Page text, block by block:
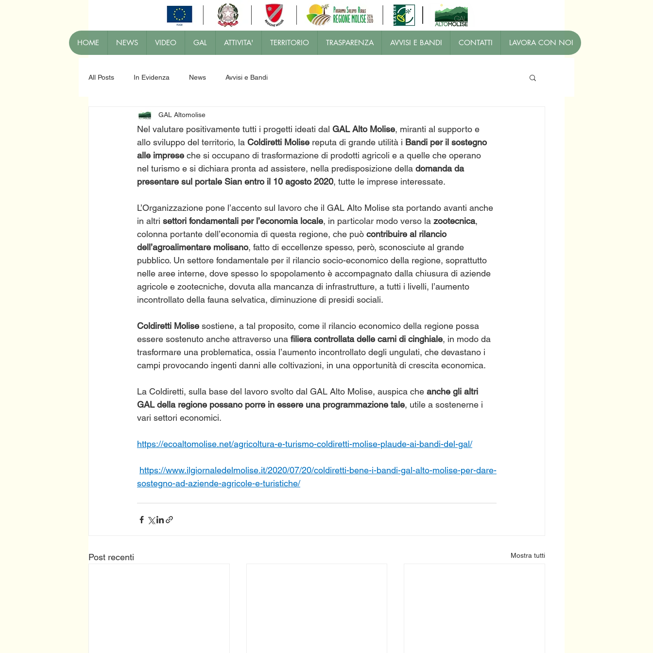
HOME NEWS VIDEO GAL ATTIVITA' TERRITORIO TRASPARENZA AVVISI E BANDI CONTATTI LAVORA CON NOI
All Posts In Evidenza News Avvisi e Bandi
GAL Altomolise
Nel valutare positivamente tutti i progetti ideati dal GAL Alto Molise, miranti al supporto e
allo sviluppo del territorio, la Coldiretti Molise reputa di grande utilità i Bandi per il sostegno
alle imprese che si occupano di trasformazione di prodotti agricoli e a quelle che operano
nel turismo e si dichiara pronta ad assistere, nella predisposizione della domanda da
presentare sul portale Sian entro il 10 agosto 2020, tutte le imprese interessate.
L’Organizzazione pone l’accento sul lavoro che il GAL Alto Molise sta portando avanti anche
in altri settori fondamentali per l’economia locale, in particolar modo verso la zootecnica,
colonna portante dell’economia di questa regione, che può contribuire al rilancio
dell’agroalimentare molisano, fatto di eccellenze spesso, però, sconosciute al grande
pubblico. Un settore fondamentale per il rilancio socio-economico della regione, soprattutto
nelle aree interne, dove spesso lo spopolamento è accompagnato dalla chiusura di aziende
agricole e zootecniche, dovuta alla mancanza di infrastrutture, a tutti i livelli, l’aumento
incontrollato della fauna selvatica, diminuzione di presidi sociali.
Coldiretti Molise sostiene, a tal proposito, come il rilancio economico della regione possa
essere sostenuto anche attraverso una filiera controllata delle carni di cinghiale, in modo da
trasformare una problematica, ossia l’aumento incontrollato degli ungulati, che devastano i
campi provocando ingenti danni alle coltivazioni, in una opportunità di crescita economica.
La Coldiretti, sulla base del lavoro svolto dal GAL Alto Molise, auspica che anche gli altri
GAL della regione possano porre in essere una programmazione tale, utile a sostenerne i
vari settori economici.
https://ecoaltomolise.net/agricoltura-e-turismo-coldiretti-molise-plaude-ai-bandi-del-gal/
https://www.ilgiornaledelmolise.it/2020/07/20/coldiretti-bene-i-bandi-gal-alto-molise-per-dare-
sostegno-ad-aziende-agricole-e-turistiche/
Post recenti Mostra tutti